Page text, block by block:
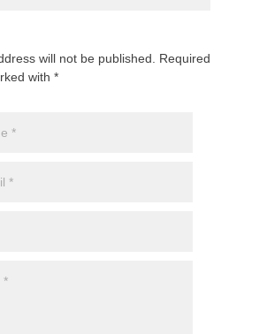
will not be published. Required
with *